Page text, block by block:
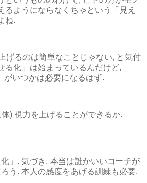
るようにならなくちゃという「見え
ね.
げるのは簡単なことじゃない, と気付
る化」は始まっているんだけど,
がいつかは必要になるはず.
) 視力を上げることができるか.
化」. 気づき. 本当は誰かいいコーチが
う. 本人の感度をあげる訓練も必要.